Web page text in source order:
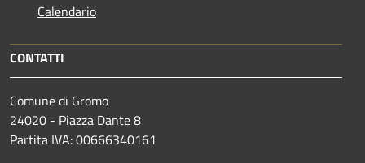
Calendario
CONTATTI
Comune di Gromo
24020 - Piazza Dante 8
Partita IVA: 00666340161